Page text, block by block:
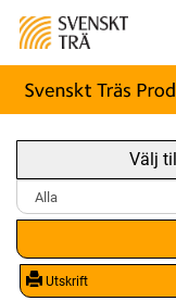
Välj
Utskrift